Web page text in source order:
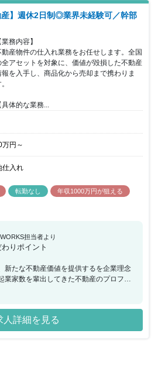
経験・資格不問 ★昇給・昇格随時 ★転
方を歓迎 ★休日出社無し
】週休2日制◎業界未経験可／幹部
業務内容】
動産物件の仕入れ業務をお任せします。全国
全アセットを対象に、価値が毀損した不動産
報を入手し、商品化から売却まで携わりま
具体的な業務...
万円 ～
仕入れ
転勤なし
年収1000万円が狙える
担当者より
りポイント
新たな不動産価値を提供するを企業理念
業家数を輩出してきた不動産のプロフェ
不動産を対象に、リノベーションと開
乗り切った底力！ ★実力をしっかり評
制度！ 4半期毎に支給される高率インセ
ベーションを高く保ちながら働くことが
人詳細を見る